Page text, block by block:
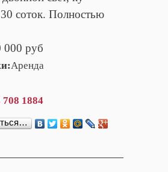
30 соток. Полностью
000 руб
Аренда
708 1884